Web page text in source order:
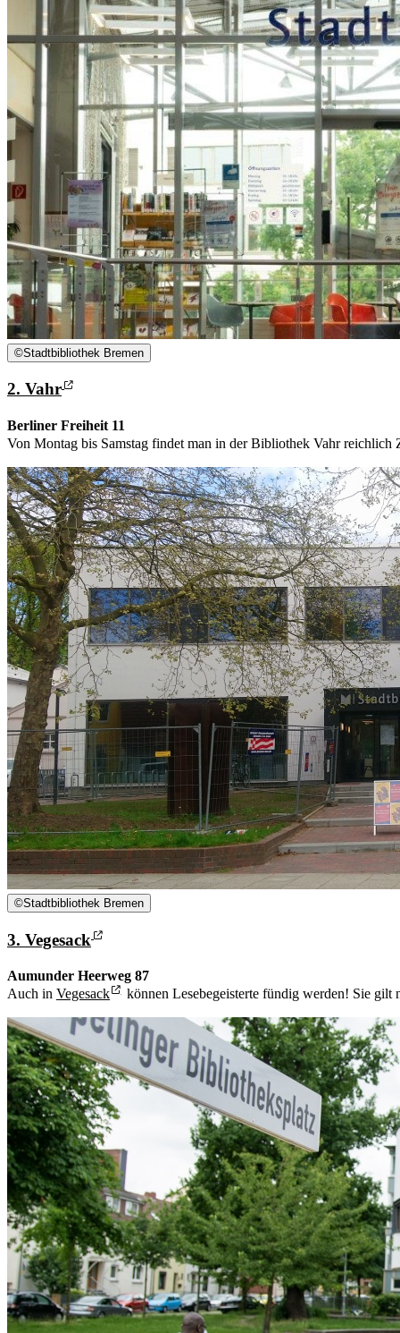
©Stadtbibliothek Bremen
2. Vahr
Berliner Freiheit 11
Von Montag bis Samstag findet man in der Bibliothek Vahr
©Stadtbibliothek Bremen
3. Vegesack
Aumunder Heerweg 87
Auch in Vegesack können Lesebegeisterte fündig werden! Sie